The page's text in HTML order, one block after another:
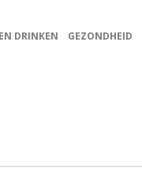
DRINKEN GEZONDHEID